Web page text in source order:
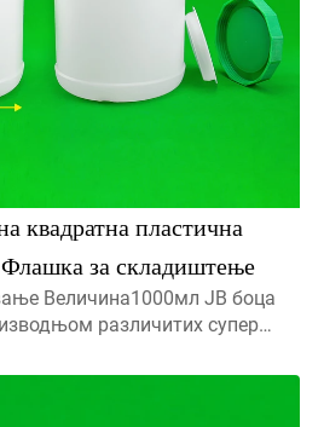
квадратна пластична
за складиштење
Величина1000мл JB боца
различитих супер